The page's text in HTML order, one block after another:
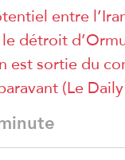
entre
détroit
est sortie du
(Le